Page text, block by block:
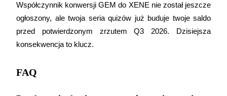
Naucz się stakingu
Współczynnik konwersji GEM do XENE nie został jeszcze
ogłoszony, ale twoja seria quizów już buduje twoje saldo
przed potwierdzonym zrzutem Q3 2026. Dzisiejsza
konsekwencja to klucz.
FAQ